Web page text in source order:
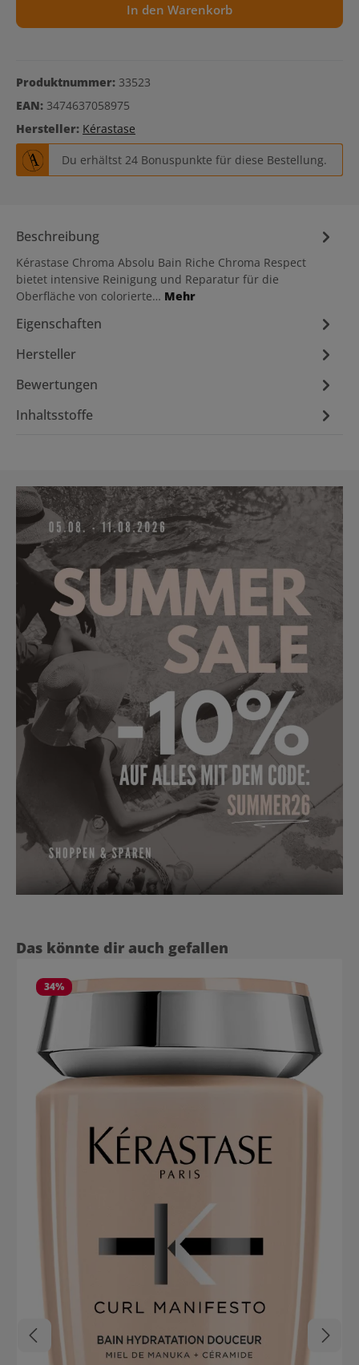
In den Warenkorb
Produktnummer: 33523
EAN: 3474637058975
Hersteller: Kérastase
Du erhältst 24 Bonuspunkte für diese Bestellung.
Beschreibung
Kérastase Chroma Absolu Bain Riche Chroma Respect
bietet intensive Reinigung und Reparatur für die
Oberfläche von colorierte… Mehr
Eigenschaften
Hersteller
Bewertungen
Inhaltsstoffe
Produktgalerie überspringen
Das könnte dir auch gefallen
34%